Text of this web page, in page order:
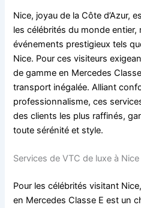
Nice, joyau de la Côte d’Azur,
les célébrités du monde
événements prestigieux tels
Nice. Pour ces visiteurs
de gamme en Mercedes
transport inégalée. Alliant
professionnalisme, ces
des clients les plus raffinés,
toute sérénité et style.
Services de VTC de luxe à
Pour les célébrités visitant
en Mercedes Classe E est un